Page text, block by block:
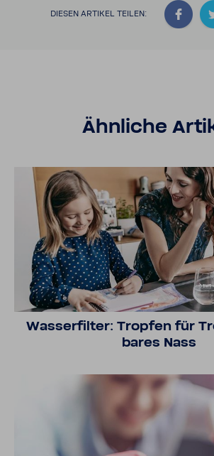
DIESEN ARTIKEL TEILEN:
Ähnliche
Wasser­filter: Tropfen für
bares Nass